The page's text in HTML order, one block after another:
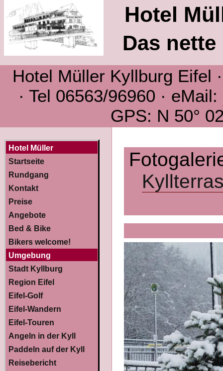
Hotel
Das
Hotel Müller Kyllburg Eifel
· Tel 06563/96960 · eMail:
GPS: N 50°
Hotel Müller
Startseite
Rundgang
Kontakt
Preise
Angebote
Bed & Bike
Bikers welcome!
Umgebung
Stadt Kyllburg
Region Eifel
Eifel-Golf
Eifel-Wandern
Eifel-Touren
Angeln in der Kyll
Paddeln auf der Kyll
Reisebericht